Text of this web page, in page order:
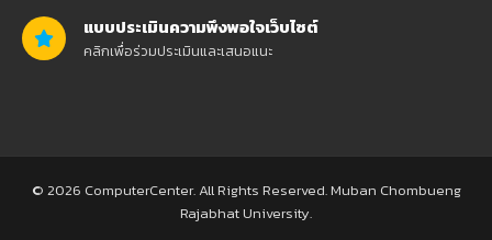
แบบประเมินความพึงพอใจเว็บไซต์
คลิกเพื่อร่วมประเมินและเสนอแนะ
© 2026 ComputerCenter. All Rights Reserved. Muban Chombueng
Rajabhat University.